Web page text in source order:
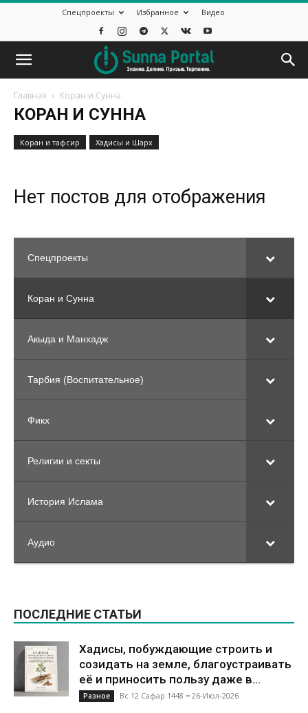
Спецпроекты Избранное Видео
Главная Коран и Сунна
КОРАН И СУННА
Коран и тафсир Хадисы и Шарх
Нет постов для отображения
Спецпроекты
Коран и Сунна
Акыда и Манхадж
Тарбия (Воспитательное)
Фикх
Религии и секты
История Ислама
Аудио
ПОСЛЕДНИЕ СТАТЬИ
Хадисы, побуждающие строить и
созидать на земле, благоустраивать
её и приносить пользу даже в...
Разное Вс 12 Сафар 1448 = 26-Июл-2026